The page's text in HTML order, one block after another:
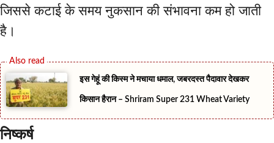
जिससे कटाई के समय नुकसान की संभावना कम हो जाती
है।
इस गेहूं की किस्म ने मचाया धमाल, जबरदस्त पैदावार देखकर
किसान हैरान – Shriram Super 231 Wheat Variety
निष्कर्ष